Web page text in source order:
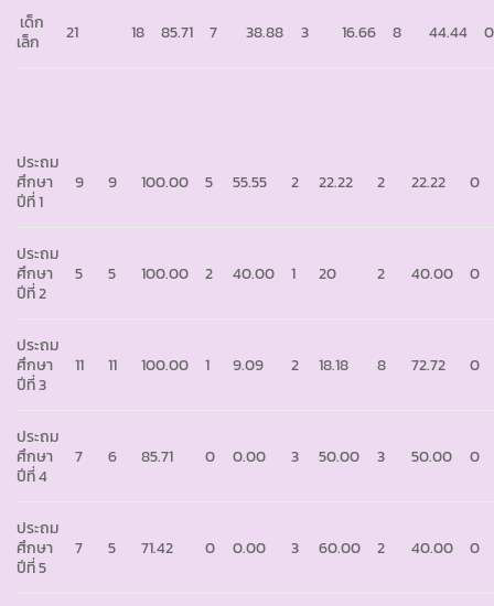
เด็ก
เล็ก
21 18 85.71 7 38.88 3 16.66 8 44.44 0
ประถม
ศึกษา
ปีที่ 1
9 9 100.00 5 55.55 2 22.22 2 22.22 0
ประถม
ศึกษา
ปีที่ 2
5 5 100.00 2 40.00 1 20 2 40.00 0
ประถม
ศึกษา
ปีที่ 3
11 11 100.00 1 9.09 2 18.18 8 72.72 0
ประถม
ศึกษา
ปีที่ 4
7 6 85.71 0 0.00 3 50.00 3 50.00 0
ประถม
ศึกษา
ปีที่ 5
7 5 71.42 0 0.00 3 60.00 2 40.00 0